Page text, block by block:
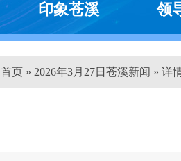
印象苍溪 领
首页 » 2026年3月27日苍溪新闻 » 详